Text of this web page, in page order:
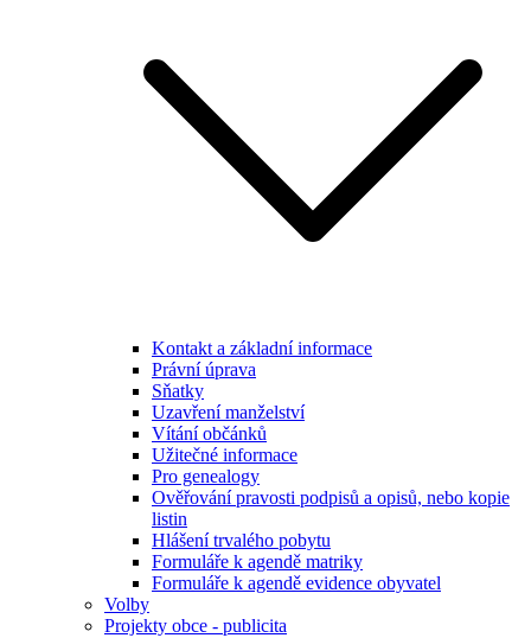
Kontakt a základní informace
Právní úprava
Sňatky
Uzavření manželství
Vítání občánků
Užitečné informace
Pro genealogy
Ověřování pravosti podpisů a opisů, nebo kopie
listin
Hlášení trvalého pobytu
Formuláře k agendě matriky
Formuláře k agendě evidence obyvatel
Volby
Projekty obce - publicita